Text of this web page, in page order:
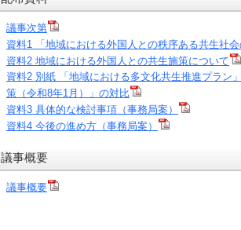
議事次第
資料1 「地域における外国人との秩序ある共生社
資料2 地域における外国人との共生施策について
資料2 別紙 「地域における多文化共生推進プラン
策（令和8年1月）」の対比
資料3 具体的な検討事項（事務局案）
資料4 今後の進め方（事務局案）
議事概要
議事概要